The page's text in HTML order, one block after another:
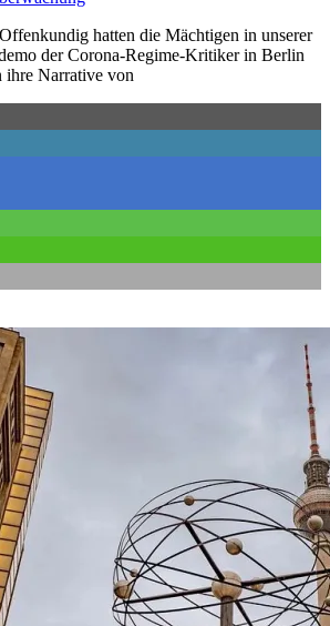
hatten die Mächtigen in unserer
der Corona-Regime-Kritiker in Berlin
ihre Narrative von